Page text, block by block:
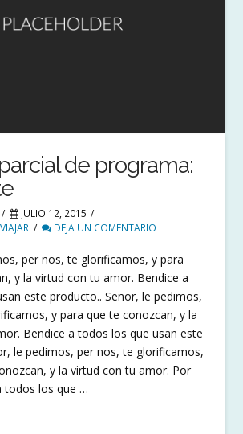
de programa:
JULIO 12, 2015
VIAJAR DEJA UN COMENTARIO
per nos, te glorificamos, y para
y la virtud con tu amor. Bendice a
este producto.. Señor, le pedimos,
y para que te conozcan, y la
Bendice a todos los que usan este
le pedimos, per nos, te glorificamos,
y la virtud con tu amor. Por
todos los que …